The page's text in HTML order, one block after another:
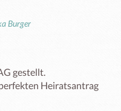
Burger
gestellt.
Heiratsantrag